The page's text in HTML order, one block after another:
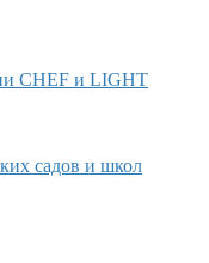
CHEF и LIGHT
садов и школ